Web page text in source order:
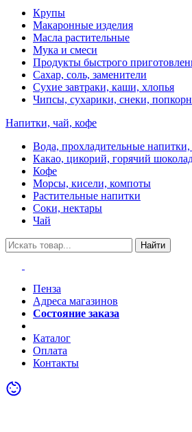
Крупы
Макаронные изделия
Масла растительные
Мука и смеси
Продукты быстрого
Сахар, соль, заменители
Сухие завтраки, каши, хлопья
Чипсы, сухарики, снеки, попкорн
Напитки, чай, кофе
Вода, прохладительные напитки,
Какао, цикорий, горячий
Кофе
Морсы, кисели, компоты
Растительные напитки
Соки, нектары
Чай
Найти
Пенза
Адреса магазинов
Состояние заказа
Каталог
Оплата
Контакты